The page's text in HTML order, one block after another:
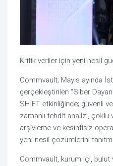
Kritik veriler için yeni nesil
Commvault; Mayıs ayında
gerçekleştirilen “Siber
SHIFT etkinliğinde; güvenli
zamanlı tehdit analizi,
arşivleme ve kesintisiz
yeni nesil çözümlerini
Commvault, kurum içi,